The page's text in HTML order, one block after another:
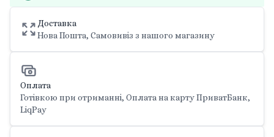
Доставка
Нова Пошта, Самовивіз з нашого магазину
Оплата
Готівкою при отриманні, Оплата на карту ПриватБанк,
LiqPay